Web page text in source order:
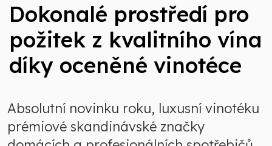
Dokonalé prostředí pro
požitek z kvalitního vína
díky oceněné vinotéce
Absolutní novinku roku, luxusní vinotéku
prémiové skandinávské značky